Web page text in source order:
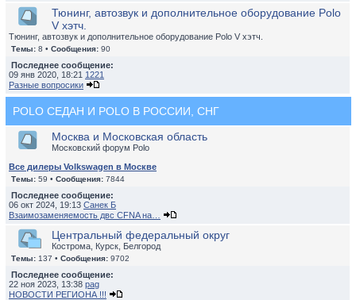
Тюнинг, автозвук и дополнительное оборудование Polo
V хэтч.
Тюнинг, автозвук и дополнительное оборудование Polo V хэтч.
Темы: 8 • Сообщения: 90
Последнее сообщение:
09 янв 2020, 18:21 1221
Разные вопросики
POLO СЕДАН И POLO В РОССИИ, СНГ
Москва и Московская область
Московский форум Polo
Все дилеры Volkswagen в Москве
Темы: 59 • Сообщения: 7844
Последнее сообщение:
06 окт 2024, 19:13 Санек Б
Взаимозаменяемость двс CFNA на…
Центральный федеральный округ
Кострома, Курск, Белгород
Темы: 137 • Сообщения: 9702
Последнее сообщение:
22 ноя 2023, 13:38 pag
НОВОСТИ РЕГИОНА !!!